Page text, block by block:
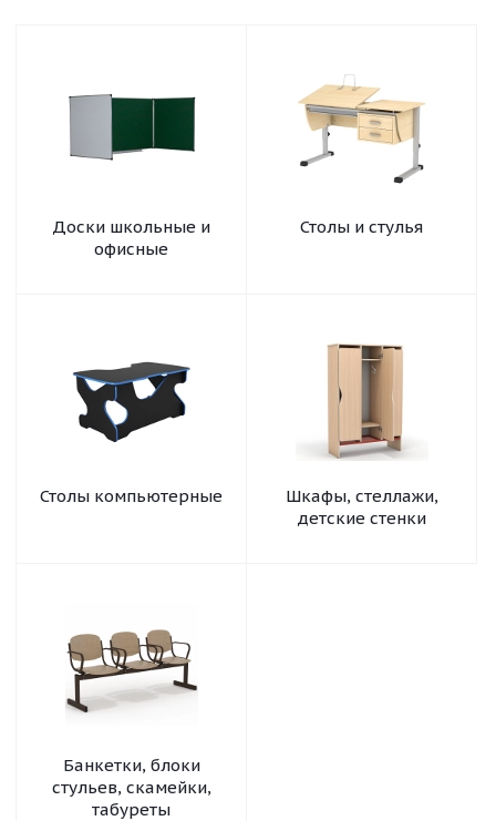
Доски школьные и
офисные
Столы и стулья
Столы компьютерные
Шкафы, стеллажи,
детские стенки
Банкетки, блоки
стульев, скамейки,
табуреты